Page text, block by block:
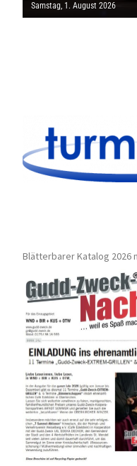
Samstag, 1. August 2026
Blätterbarer Katalog 2026